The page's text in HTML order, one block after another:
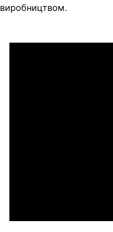
виробництвом.